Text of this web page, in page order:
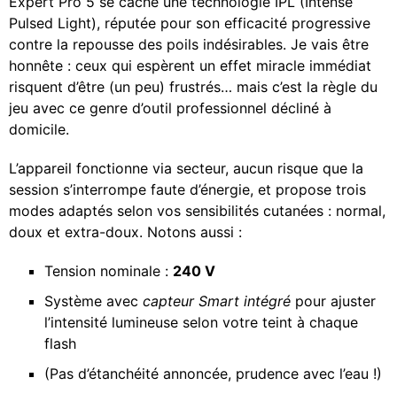
Pulsed Light), réputée pour son efficacité progressive
contre la repousse des poils indésirables. Je vais être
honnête : ceux qui espèrent un effet miracle immédiat
risquent d’être (un peu) frustrés… mais c’est la règle du
jeu avec ce genre d’outil professionnel décliné à
domicile.
L’appareil fonctionne via secteur, aucun risque que la
session s’interrompe faute d’énergie, et propose trois
modes adaptés selon vos sensibilités cutanées : normal,
doux et extra-doux. Notons aussi :
Tension nominale : 240 V
Système avec capteur Smart intégré pour ajuster
l’intensité lumineuse selon votre teint à chaque
flash
(Pas d’étanchéité annoncée, prudence avec l’eau !)